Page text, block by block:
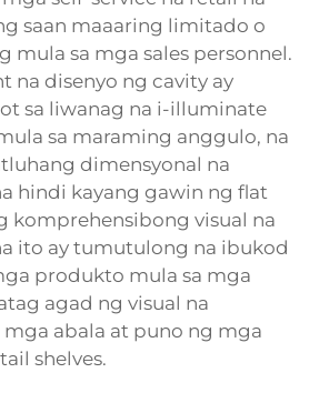
saan maaaring limitado o
mula sa mga sales personnel.
na disenyo ng cavity ay
sa liwanag na i-illuminate
sa maraming anggulo, na
dimensyonal na
hindi kayang gawin ng flat
komprehensibong visual na
ito ay tumutulong na ibukod
produkto mula sa mga
agad ng visual na
abala at puno ng mga
shelves.